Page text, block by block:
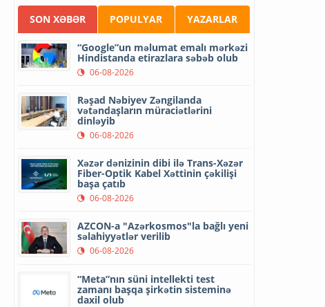
SON XƏBƏR POPULYAR YAZARLAR
“Google”un məlumat emalı mərkəzi
Hindistanda etirazlara səbəb olub
06-08-2026
Rəşad Nəbiyev Zəngilanda
vətəndaşların müraciətlərini
dinləyib
06-08-2026
Xəzər dənizinin dibi ilə Trans-Xəzər
Fiber-Optik Kabel Xəttinin çəkilişi
başa çatıb
06-08-2026
AZCON-a "Azərkosmos"la bağlı yeni
səlahiyyətlər verilib
06-08-2026
“Meta”nın süni intellekti test
zamanı başqa şirkətin sisteminə
daxil olub